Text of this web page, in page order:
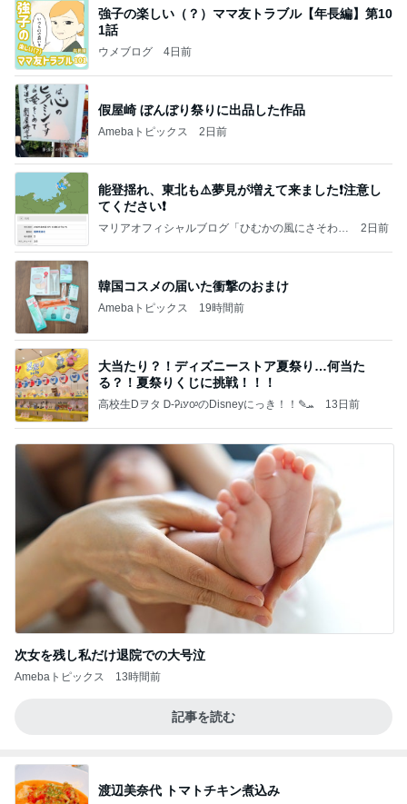
強子の楽しい（？）ママ友トラブル【年長編】第10
1話
ウメブログ 4日前
假屋崎 ぼんぼり祭りに出品した作品
Amebaトピックス 2日前
能登揺れ、東北も⚠️夢見が増えて来ました❗️注意し
てください❗️
マリアオフィシャルブログ「ひむかの風にさそわれ
2日前
韓国コスメの届いた衝撃のおまけ
Amebaトピックス 19時間前
大当たり？！ディズニーストア夏祭り…何当た
る？！夏祭りくじに挑戦！！！
高校生Dヲタ Ꭰ-ᎮꭵꭹꭴのDisneyにっき！！✎ܚ 13日前
次女を残し私だけ退院での大号泣
Amebaトピックス 13時間前
記事を読む
渡辺美奈代 トマトチキン煮込み